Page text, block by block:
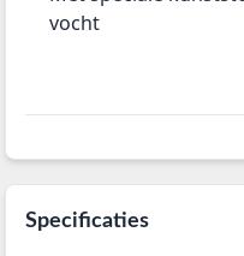
vocht
Specificaties